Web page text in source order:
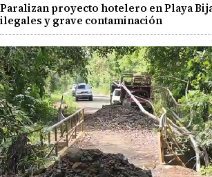
Paralizan proyecto hotelero en Playa
ilegales y grave contaminación